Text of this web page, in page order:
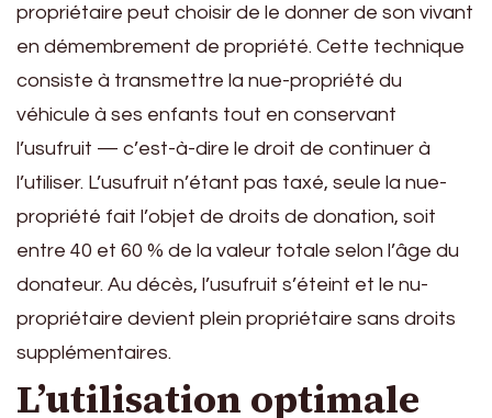
propriétaire peut choisir de le donner de son vivant
en démembrement de propriété. Cette technique
consiste à transmettre la nue-propriété du
véhicule à ses enfants tout en conservant
l’usufruit — c’est-à-dire le droit de continuer à
l’utiliser. L’usufruit n’étant pas taxé, seule la nue-
propriété fait l’objet de droits de donation, soit
entre 40 et 60 % de la valeur totale selon l’âge du
donateur. Au décès, l’usufruit s’éteint et le nu-
propriétaire devient plein propriétaire sans droits
supplémentaires.
L’utilisation optimale